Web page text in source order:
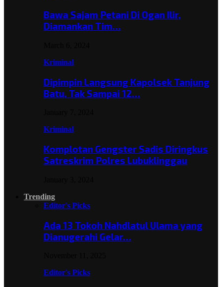
Bawa Sajam Petani Di Ogan Ilir,
Diamankan Tim…
Kriminal
Dipimpin Langsung Kapolsek Tanjung
Batu, Tak Sampai 12…
Kriminal
Komplotan Gengster Sadis Diringkus
Satreskrim Polres Lubuklinggau
Trending
Editor's Picks
Ada 13 Tokoh Nahdlatul Ulama yang
Dianugerahi Gelar…
Editor's Picks